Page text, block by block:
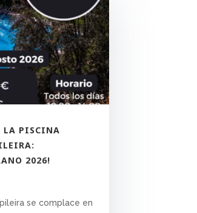
LA PISCINA
2026!
se complace en